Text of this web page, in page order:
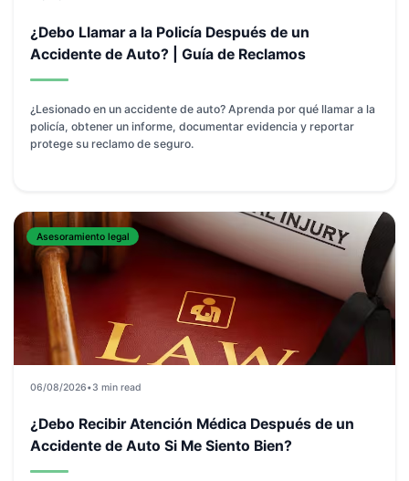
¿Debo Llamar a la Policía Después de un
Accidente de Auto? | Guía de Reclamos
¿Lesionado en un accidente de auto? Aprenda por qué llamar a la
policía, obtener un informe, documentar evidencia y reportar
protege su reclamo de seguro.
Asesoramiento legal
06/08/2026•3 min read
¿Debo Recibir Atención Médica Después de un
Accidente de Auto Si Me Siento Bien?